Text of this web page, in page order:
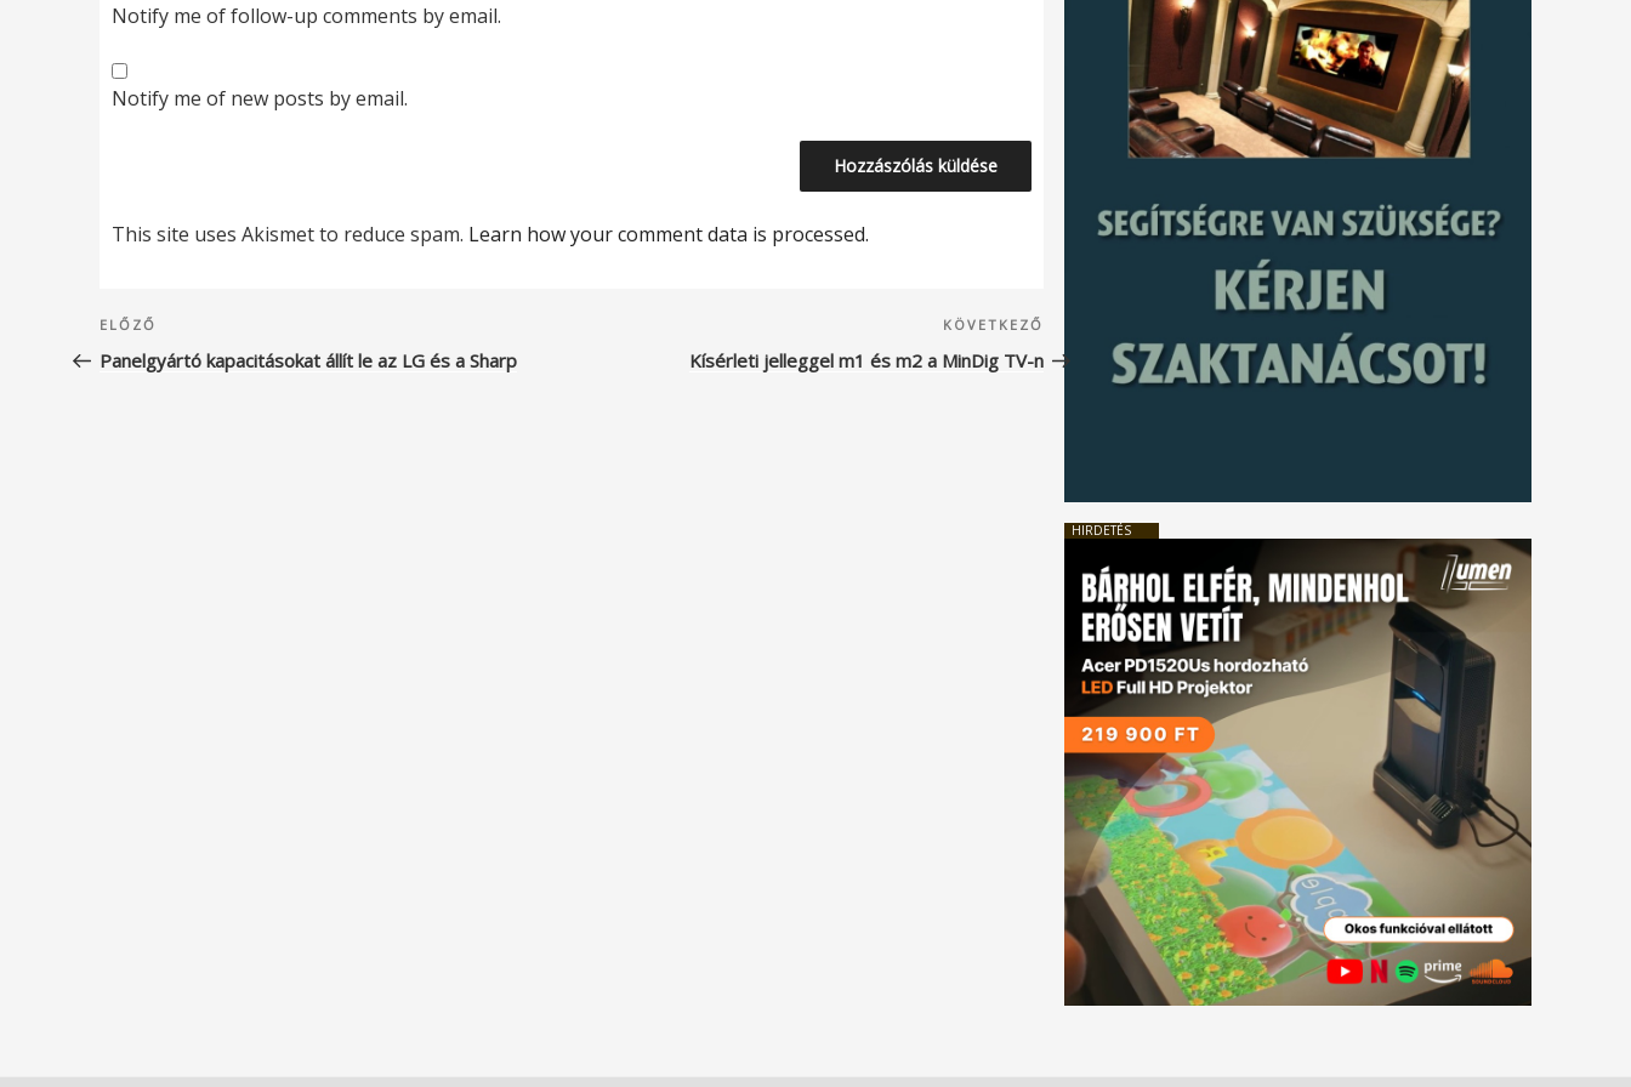
Notify me of follow-up comments by email.
Notify me of new posts by email.
This site uses Akismet to reduce spam. Learn how your comment data is processed.
Bejegyzés
navigáció
Korábbi
bejegyzés
ELŐZŐ
Panelgyártó kapacitásokat állít le az LG és a Sharp
bejegyzés
KÖVETKEZŐ
Kísérleti jelleggel m1 és m2 a MinDig TV-n
HIRDETÉS